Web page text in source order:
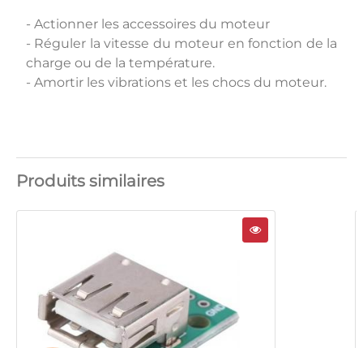
- Actionner les accessoires du moteur
- Réguler la vitesse du moteur en fonction de la
charge ou de la température.
- Amortir les vibrations et les chocs du moteur.
Produits similaires